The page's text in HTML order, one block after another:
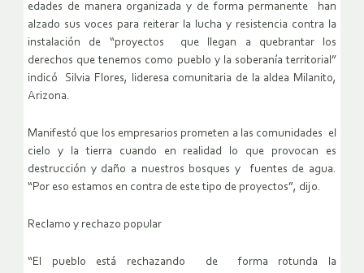
edades de manera organizada y de forma permanente han
alzado sus voces para reiterar la lucha y resistencia contra la
instalación de “proyectos que llegan a quebrantar los
derechos que tenemos como pueblo y la soberanía territorial”
indicó Silvia Flores, lideresa comunitaria de la aldea Milanito,
Arizona.
Manifestó que los empresarios prometen a las comunidades el
cielo y la tierra cuando en realidad lo que provocan es
destrucción y daño a nuestros bosques y fuentes de agua.
“Por eso estamos en contra de este tipo de proyectos”, dijo.
Reclamo y rechazo popular
“El pueblo está rechazando de forma rotunda la